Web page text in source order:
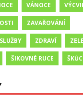
VÁNOCE
ZAVAŘOVÁNÍ
ZDRAVÍ
ŠIKOVNÉ RUCE